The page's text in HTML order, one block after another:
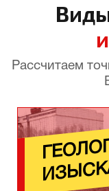
Рассчитаем